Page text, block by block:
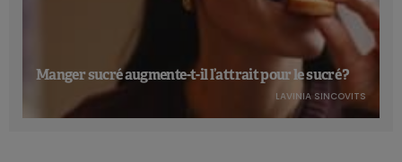
Manger sucré augmente-t-il l’attrait pour le sucré ?
LAVINIA SINCOVITS